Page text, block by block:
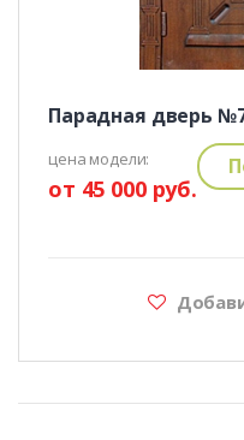
Парадная дверь
цена модели:
от 45 000 руб.